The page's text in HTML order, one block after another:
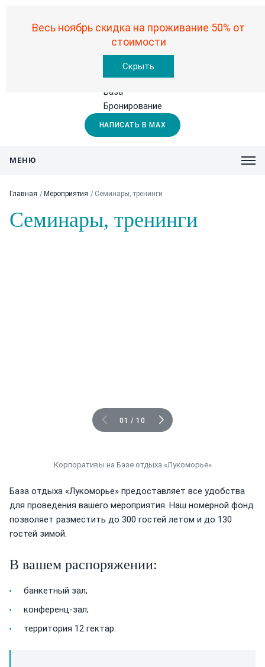
Офис
8-913-794-37-05
База
8-913-380-77-75
Бронирование
НАПИСАТЬ В MAX
Главная Мероприятия Семинары, тренинги
Семинары, тренинги
01 /10
Корпоративы на Базе отдыха «Лукоморье»
База отдыха «Лукоморье» предоставляет все удобства
для проведения вашего мероприятия. Наш номерной фонд
позволяет разместить до 300 гостей летом и до 130
гостей зимой.
В вашем распоряжении:
банкетный зал;
конференц-зал;
территория 12 гектар.
Весь ноябрь скидка на проживание 50% от
стоимости
Скрыть